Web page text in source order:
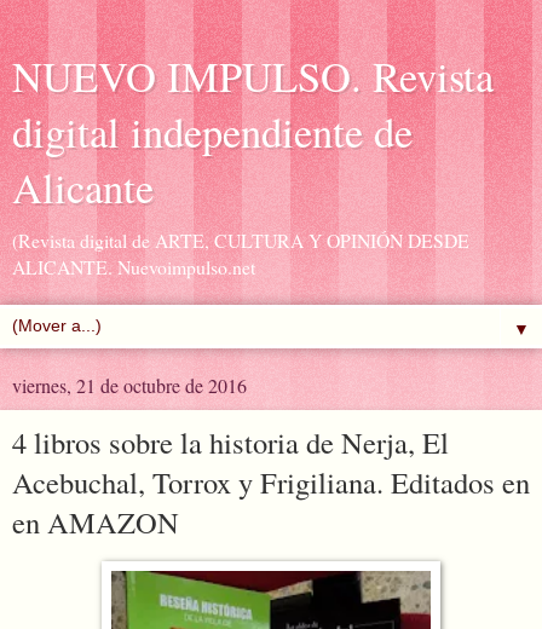
NUEVO IMPULSO. Revista
digital independiente de
Alicante
(Revista digital de ARTE, CULTURA Y OPINIÓN DESDE
ALICANTE. Nuevoimpulso.net
▼
viernes, 21 de octubre de 2016
4 libros sobre la historia de Nerja, El
Acebuchal, Torrox y Frigiliana. Editados en
en AMAZON